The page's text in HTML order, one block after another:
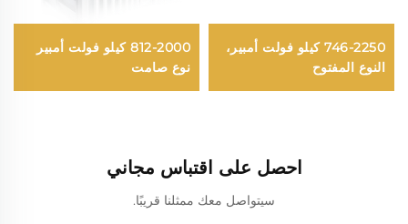
746-2250 كيلو فولت أمبير،
النوع المفتوح
812-2000 كيلو فولت أمبير
نوع صامت
احصل على اقتباس مجاني
سيتواصل معك ممثلنا قريبًا.